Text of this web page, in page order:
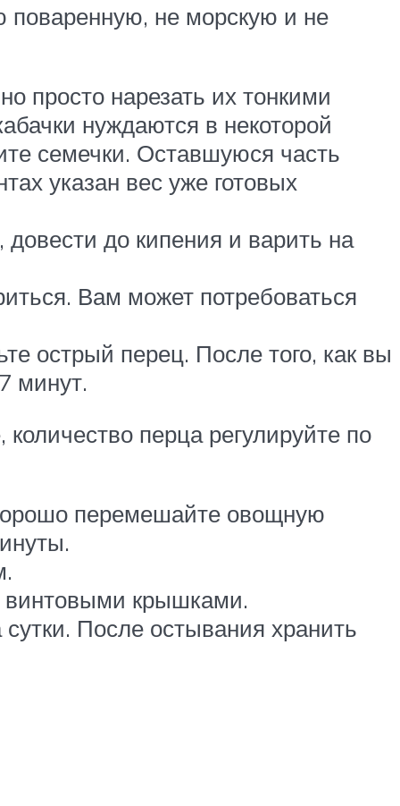
поваренную, не морскую и не
просто нарезать их тонкими
нуждаются в некоторой
семечки. Оставшуюся часть
указан вес уже готовых
до кипения и варить на
Вам может потребоваться
острый перец. После того, как вы
минут.
перца регулируйте по
перемешайте овощную
винтовыми крышками.
После остывания хранить